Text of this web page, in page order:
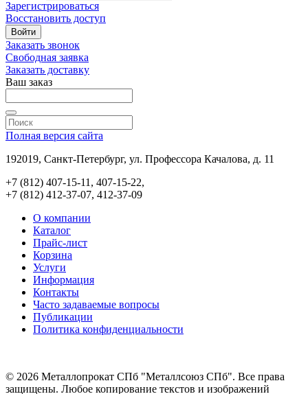
Зарегистрироваться
Восстановить доступ
Войти
Заказать звонок
Свободная заявка
Заказать доставку
Ваш заказ
Полная версия сайта
192019, Санкт-Петербург, ул. Профессора Качалова, д. 11
+7 (812) 407-15-11, 407-15-22,
+7 (812) 412-37-07, 412-37-09
О компании
Каталог
Прайс-лист
Корзина
Услуги
Информация
Контакты
Часто задаваемые вопросы
Публикации
Политика конфиденциальности
© 2026 Металлопрокат СПб "Металлсоюз СПб". Все права
защищены. Любое копирование текстов и изображений